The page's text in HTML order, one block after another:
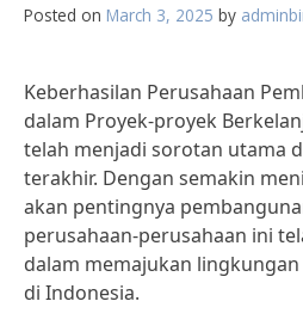
Posted on March 3, 2025 by
Keberhasilan Perusahaan
dalam Proyek-proyek
telah menjadi sorotan utama
terakhir. Dengan semakin
akan pentingnya
perusahaan-perusahaan ini
dalam memajukan
di Indonesia.